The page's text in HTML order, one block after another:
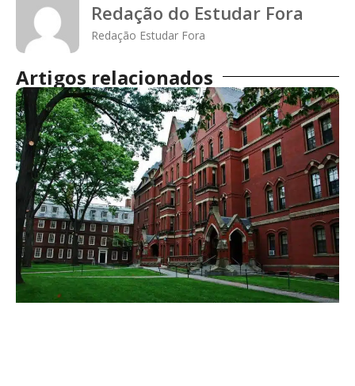
Redação do Estudar Fora
Redação Estudar Fora
Artigos relacionados